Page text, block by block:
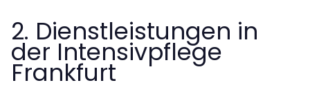
2. Dienstleistungen in
der Intensivpflege
Frankfurt